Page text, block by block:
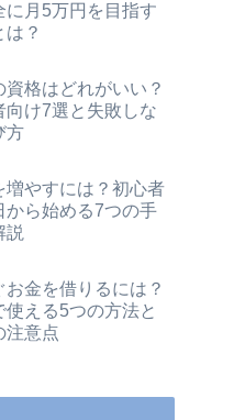
に月5万円を目指す
は？
資格はどれがいい？
向け7選と失敗しな
方
増やすには？初心者
から始める7つの手
説
お金を借りるには？
使える5つの方法と
注意点